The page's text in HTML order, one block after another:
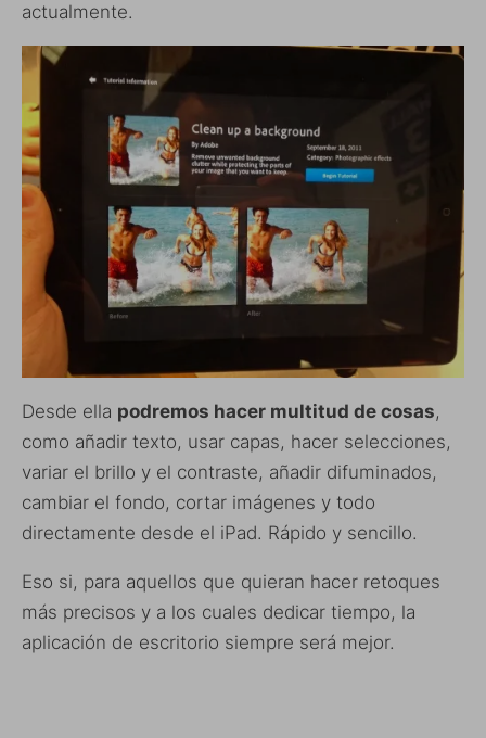
actualmente.
Desde ella podremos hacer multitud de cosas,
como añadir texto, usar capas, hacer selecciones,
variar el brillo y el contraste, añadir difuminados,
cambiar el fondo, cortar imágenes y todo
directamente desde el iPad. Rápido y sencillo.
Eso si, para aquellos que quieran hacer retoques
más precisos y a los cuales dedicar tiempo, la
aplicación de escritorio siempre será mejor.